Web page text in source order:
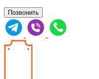
Позвонить